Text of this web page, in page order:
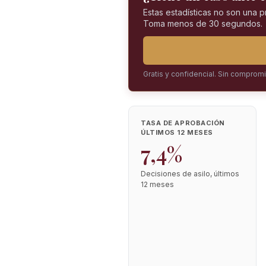
Estas estadísticas no son una
Toma menos de 30 segundos.
Gratis y confidencial. Sin
TASA DE APROBACIÓN
ÚLTIMOS 12 MESES
7,4%
Decisiones de asilo, últimos
12 meses